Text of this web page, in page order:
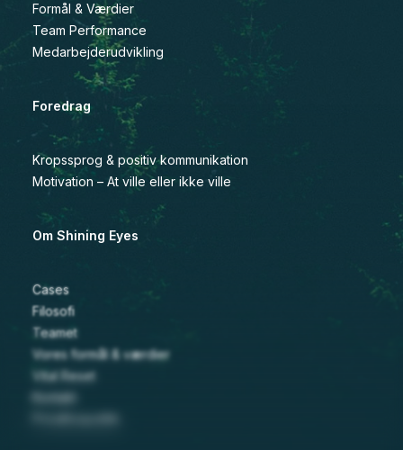
Formål & Værdier
Team Performance
Medarbejderudvikling
Foredrag
Kropssprog & positiv kommunikation
Motivation – At ville eller ikke ville
Om Shining Eyes
Cases
Filosofi
Teamet
Vores formål & værdier
Vital Reset
Kontakt